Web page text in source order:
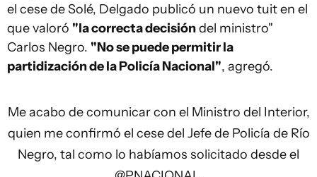
el cese de Solé, Delgado publicó un nuevo tuit en el
que valoró "la correcta decisióndel ministro"
Carlos Negro. "No se puede permitir la
partidización de la Policía Nacional", agregó.
Me acabo de comunicar con el Ministro del Interior,
quien me confirmó el cese del Jefe de Policía de Río
Negro, tal como lo habíamos solicitado desde el